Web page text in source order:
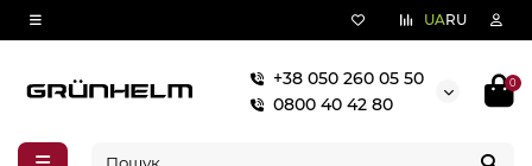
UARU
+38 050 260 05 50
0800 40 42 80
0